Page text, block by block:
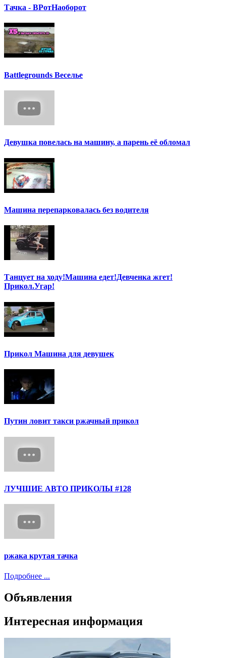
Тачка - ВРотНаоборот
Battlegrounds Веселье
Девушка повелась на машину, а парень её обломал
Машина перепарковалась без водителя
Танцует на ходу!Машина едет!Девченка жгет!
Прикол.Угар!
Прикол Машина для девушек
Путин ловит такси ржачный прикол
ЛУЧШИЕ АВТО ПРИКОЛЫ #128
ржака крутая тачка
Подробнее ...
Объявления
Интересная информация